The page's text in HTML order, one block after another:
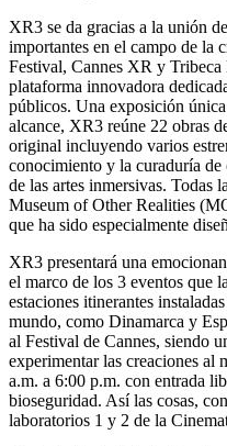
XR3 se da gracias a la unión
importantes en el campo de la
Festival, Cannes XR y
plataforma innovadora
públicos. Una exposición
alcance, XR3 reúne 22 obras
original incluyendo varios
conocimiento y la curaduría de
de las artes inmersivas. Todas
Museum of Other Realities
que ha sido especialmente
XR3 presentará una
el marco de los 3 eventos que
estaciones itinerantes
mundo, como Dinamarca y
al Festival de Cannes, siendo
experimentar las creaciones al
a.m. a 6:00 p.m. con entrada
bioseguridad. Así las cosas,
laboratorios 1 y 2 de la